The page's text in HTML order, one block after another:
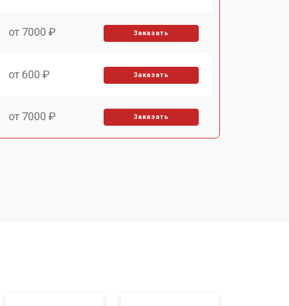
от 7000 ₽ Заказать
от 600 ₽ Заказать
от 7000 ₽ Заказать